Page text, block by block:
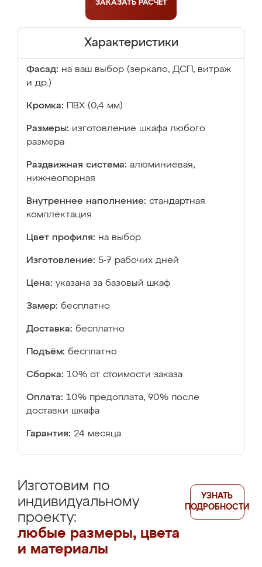
ЗАКАЗАТЬ РАСЧЁТ
Характеристики
Фасад: на ваш выбор (зеркало, ДСП, витраж
и др.)
Кромка: ПВХ (0,4 мм)
Размеры: изготовление шкафа любого
размера
Раздвижная система: алюминиевая,
нижнеопорная
Внутреннее наполнение: стандартная
комплектация
Цвет профиля: на выбор
Изготовление: 5-7 рабочих дней
Цена: указана за базовый шкаф
Замер: бесплатно
Доставка: бесплатно
Подъём: бесплатно
Сборка: 10% от стоимости заказа
Оплата: 10% предоплата, 90% после
доставки шкафа
Гарантия: 24 месяца
Изготовим по
индивидуальному
проекту:
любые размеры, цвета
и материалы
УЗНАТЬ
ПОДРОБНОСТИ